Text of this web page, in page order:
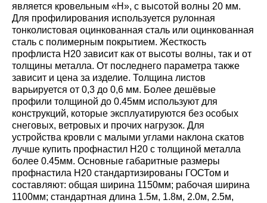
является кровельным «Н», с высотой волны 20 мм.
Для профилирования используется рулонная
тонколистовая оцинкованная сталь или оцинкованная
сталь с полимерным покрытием. Жесткость
профлиста Н20 зависит как от высоты волны, так и от
толщины металла. От последнего параметра также
зависит и цена за изделие. Толщина листов
варьируется от 0,3 до 0,6 мм. Более дешёвые
профили толщиной до 0.45мм используют для
конструкций, которые эксплуатируются без особых
снеговых, ветровых и прочих нагрузок. Для
устройства кровли с малыми углами наклона скатов
лучше купить профнастил Н20 с толщиной металла
более 0.45мм. Основные габаритные размеры
профнастила Н20 стандартизированы ГОСТом и
составляют: общая ширина 1150мм; рабочая ширина
1100мм; стандартная длина 1.5м, 1.8м, 2.0м, 2.5м,